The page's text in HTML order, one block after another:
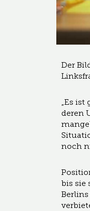
Der
„Es ist
deren
noch
bis sie